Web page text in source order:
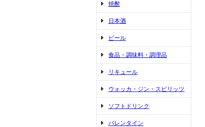
焼酎
日本酒
ビール
食品・調味料・調理品
リキュール
ウォッカ・ジン・スピリッツ
ソフトドリンク
バレンタイン